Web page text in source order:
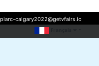
piarc-calgary2022@getvfairs.io